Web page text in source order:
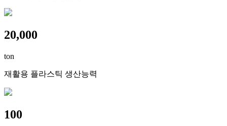
20,000
ton
재활용 플라스틱 생산능력
100